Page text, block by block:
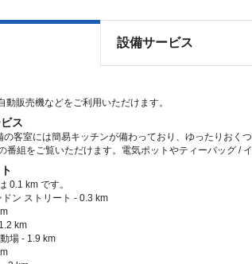
設備サービス
動販売機などをご利用いただけます。
ス
の客室には簡易キッチンが備わっており、ゆったりお
番組をご覧いただけます。電気ポットやティーバッグ /
0.1 km です。
ン ストリート - 0.3 km
km
場 - 1.9 km